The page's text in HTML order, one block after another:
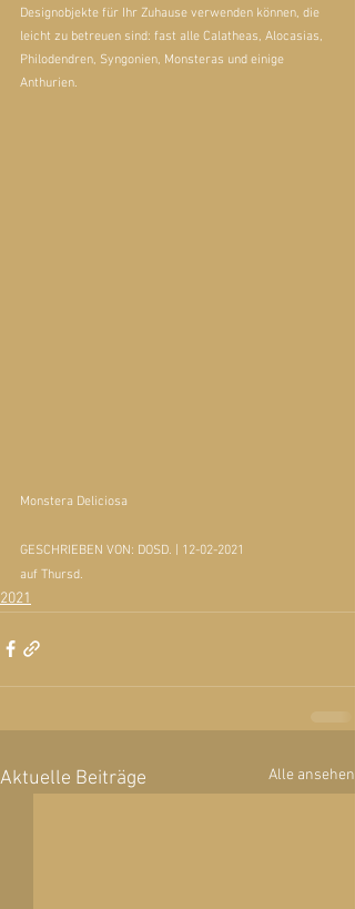
Designobjekte für Ihr Zuhause verwenden können, die
leicht zu betreuen sind: fast alle Calatheas, Alocasias,
Philodendren, Syngonien, Monsteras und einige
Anthurien.
Monstera Deliciosa
GESCHRIEBEN VON: DOSD. | 12-02-2021
auf Thursd.
2021
Aktuelle Beiträge Alle ansehen